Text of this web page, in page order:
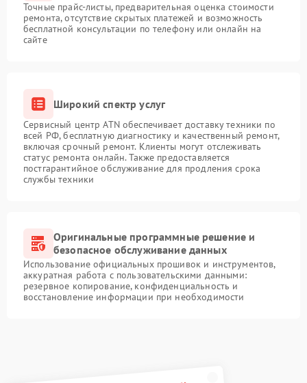
Точные прайс-листы, предварительная оценка стоимости
ремонта, отсутствие скрытых платежей и возможность
бесплатной консультации по телефону или онлайн на
сайте
Широкий спектр услуг
Сервисный центр ATN обеспечивает доставку техники по
всей РФ, бесплатную диагностику и качественный ремонт,
включая срочный ремонт. Клиенты могут отслеживать
статус ремонта онлайн. Также предоставляется
постгарантийное обслуживание для продления срока
службы техники
Оригинальные программные решение и
безопасное обслуживание данных
Использование официальных прошивок и инструментов,
аккуратная работа с пользовательскими данными:
резервное копирование, конфиденциальность и
восстановление информации при необходимости